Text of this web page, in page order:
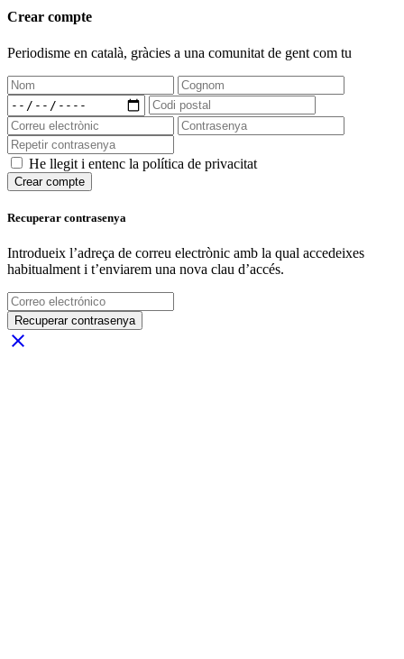
Crear compte
Periodisme en català, gràcies a una comunitat de gent com tu
He llegit i entenc la política de privacitat
Crear compte
Recuperar contrasenya
Introdueix l’adreça de correu electrònic amb la qual accedeixes
habitualment i t’enviarem una nova clau d’accés.
Recuperar contrasenya
close